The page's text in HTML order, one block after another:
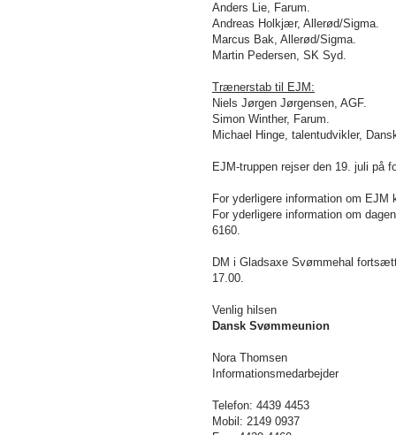
Anders Lie, Farum.
Andreas Holkjær, Allerød/Sigma.
Marcus Bak, Allerød/Sigma.
Martin Pedersen, SK Syd.
Trænerstab til EJM:
Niels Jørgen Jørgensen, AGF.
Simon Winther, Farum.
Michael Hinge, talentudvikler,
EJM-truppen rejser den 19. juli på
For yderligere information om
For yderligere information om
6160.
DM i Gladsaxe Svømmehal
17.00.
Venlig hilsen
Dansk Svømmeunion
Nora Thomsen
Informationsmedarbejder
Telefon: 4439 4453
Mobil: 2149 0937